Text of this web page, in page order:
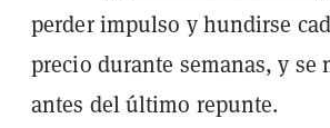
perder impulso y hundirse
precio durante semanas, y se
antes del último repunte.